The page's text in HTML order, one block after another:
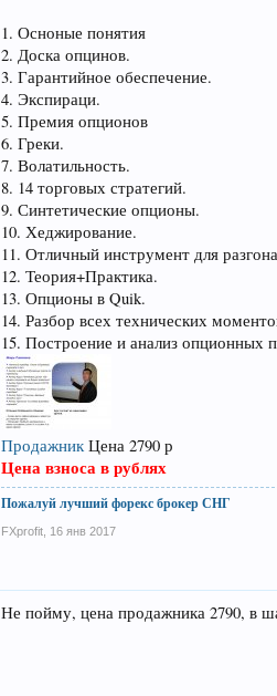
1. Осноные понятия
2. Доска опцинов.
3. Гарантийное обеспечение.
4. Экспираци.
5. Премия опционов
6. Греки.
7. Волатильность.
8. 14 торговых стратегий.
9. Синтетические опционы.
10. Хеджирование.
11. Отличный инструмент для
12. Теория+Практика.
13. Опционы в Quik.
14. Разбор всех технических
15. Построение и анализ опционных
ПродажникЦена 2790 р
Цена взноса в рублях
Пожалуй лучший форекс брокер СНГ
FXprofit 16 янв 2017
Не пойму, цена продажника 2790, в